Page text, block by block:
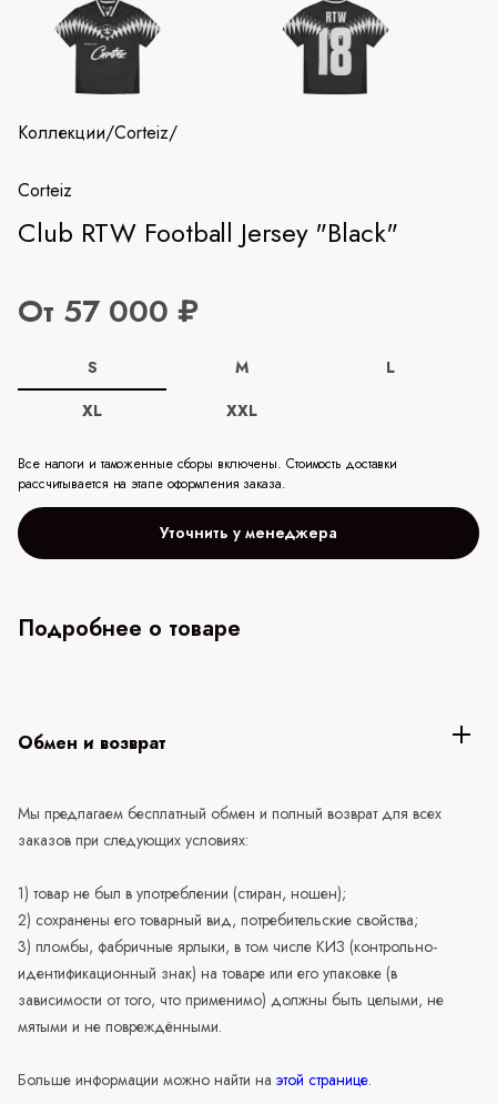
Коллекции/Corteiz/
Corteiz
Club RTW Football Jersey "Black"
От 57 000 ₽
S M
L
XL
XXL
Все налоги и таможенные сборы включены. Стоимость доставки
рассчитывается на этапе оформления заказа.
Уточнить у менеджера
Подробнее о товаре
Обмен и возврат
Мы предлагаем бесплатный обмен и полный возврат для всех
заказов при следующих условиях:
1) товар не был в употреблении (стиран, ношен);
2) сохранены его товарный вид, потребительские свойства;
3) пломбы, фабричные ярлыки, в том числе КИЗ (контрольно-
идентификационный знак) на товаре или его упаковке (в
зависимости от того, что применимо) должны быть целыми, не
мятыми и не повреждёнными.
Больше информации можно найти на этой странице.